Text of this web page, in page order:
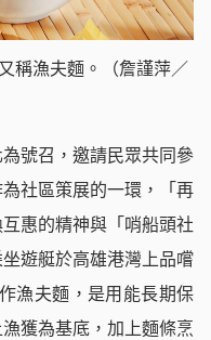
稱漁夫麵。（詹謹萍／
號召，邀請民眾共同參
社區策展的一環，「再
惠的精神與「哨船頭社
遊艇於高雄港灣上品嚐
漁夫麵，是用能長期保
獲為基底，加上麵條烹